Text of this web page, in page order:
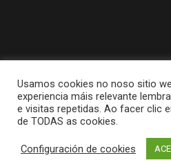
Pobra do Caramiñal
Usamos cookies no noso sitio
experiencia máis relevante
e visitas repetidas. Ao facer clic
de TODAS as cookies.
Configuración de cookies